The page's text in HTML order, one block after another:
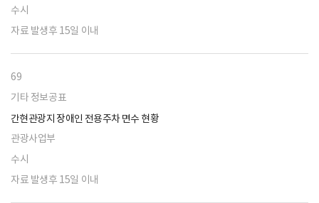
수시
자료 발생후 15일 이내
69
기타 정보공표
간현관광지 장애인 전용주차 면수 현황
관광사업부
수시
자료 발생후 15일 이내